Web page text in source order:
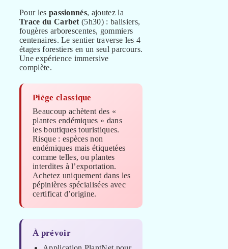
Pour les passionnés, ajoutez la
Trace du Carbet (5h30) : balisiers,
fougères arborescentes, gommiers
centenaires. Le sentier traverse les 4
étages forestiers en un seul parcours.
Une expérience immersive
complète.
Piège classique
Beaucoup achètent des «
plantes endémiques » dans
les boutiques touristiques.
Risque : espèces non
endémiques mais étiquetées
comme telles, ou plantes
interdites à l’exportation.
Achetez uniquement dans les
pépinières spécialisées avec
certificat d’origine.
À prévoir